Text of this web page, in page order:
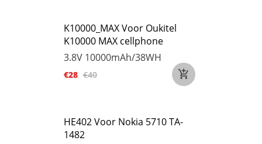
K10000_MAX Voor Oukitel
K10000 MAX cellphone
3.8V 10000mAh/38WH
€28 €40
HE402 Voor Nokia 5710 TA-
1482